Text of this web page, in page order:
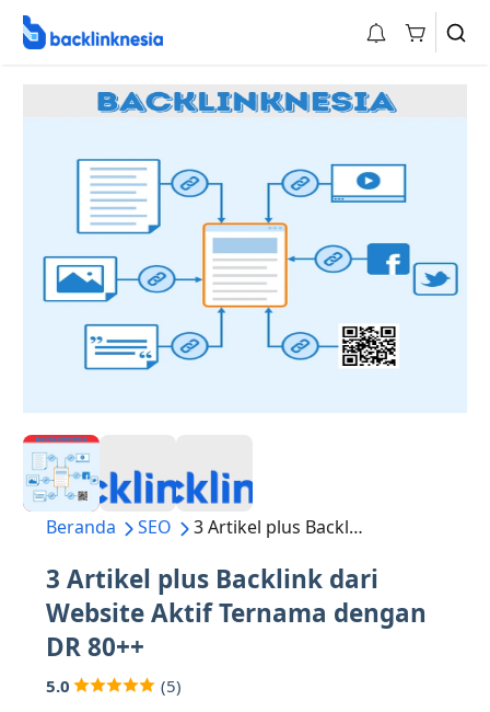
Beranda SEO 3 Artikel plus Backlink dari Website Aktif Ternama dengan DR 80++
3 Artikel plus Backlink dari
Website Aktif Ternama dengan
DR 80++
5.0 (5)